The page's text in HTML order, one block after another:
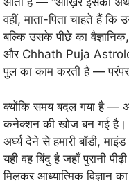
वहीं, माता-पिता चाहते हैं कि
बल्कि उसके पीछे का
और Chhath Puja
पुल का काम करती है —
क्योंकि समय बदल गया है —
कनेक्शन की खोज बन गई है।
अर्घ्य देने से हमारी बॉडी,
यही वह बिंदु है जहाँ पुरानी
मिलकर आध्यात्मिक विज्ञान